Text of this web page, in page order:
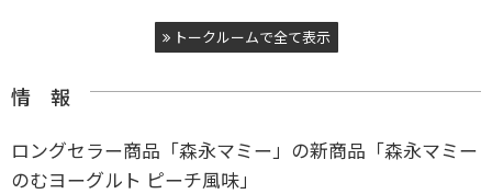
トークルームで全て表示
情 報
ロングセラー商品「森永マミー」の新商品「森永マミー
のむヨーグルト ピーチ風味」